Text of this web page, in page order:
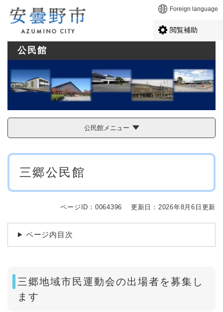
メニューを飛ばして本文へ Foreign language
閲覧補助
公民館
公民館メニュー
本
三郷公民館
ページID：0064396 更新日：2026年8月6日更新
ページ内目次
三郷地域市民運動会の出場者を募集し
ます